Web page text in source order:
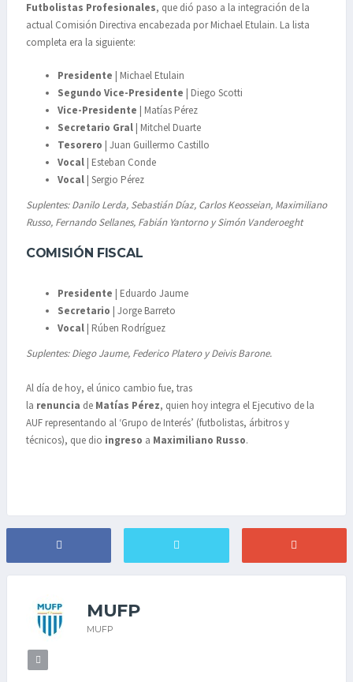
Futbolistas Profesionales, que dió paso a la integración de la
actual Comisión Directiva encabezada por Michael Etulain. La lista
completa era la siguiente:
Presidente | Michael Etulain
Segundo Vice-Presidente | Diego Scotti
Vice-Presidente | Matías Pérez
Secretario Gral | Mitchel Duarte
Tesorero | Juan Guillermo Castillo
Vocal | Esteban Conde
Vocal | Sergio Pérez
Suplentes: Danilo Lerda, Sebastián Díaz, Carlos Keosseian, Maximiliano
Russo, Fernando Sellanes, Fabián Yantorno y Simón Vanderoeght
COMISIÓN FISCAL
Presidente | Eduardo Jaume
Secretario | Jorge Barreto
Vocal | Rúben Rodríguez
Suplentes: Diego Jaume, Federico Platero y Deivis Barone.
Al día de hoy, el único cambio fue, tras
la renuncia de Matías Pérez, quien hoy integra el Ejecutivo de la
AUF representando al ‘Grupo de Interés’ (futbolistas, árbitros y
técnicos), que dio ingreso a Maximiliano Russo.
MUFP
MUFP